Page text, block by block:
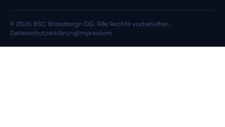
© 2026 BSC Webdesign OG. Alle Rechte vorbehalten.
Datenschutzerklärung Impressum